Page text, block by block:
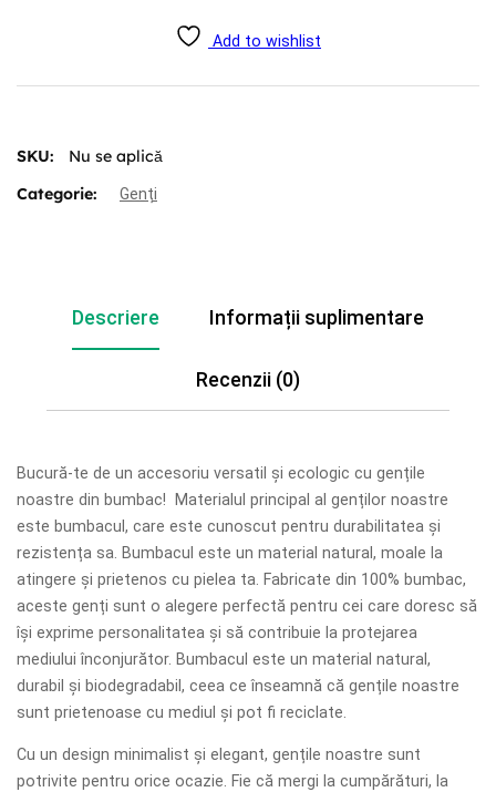
Add to wishlist
SKU:
Nu se aplică
Categorie:
Genți
Descriere Informații suplimentare
Recenzii (0)
Bucură-te de un accesoriu versatil și ecologic cu gențile
noastre din bumbac! Materialul principal al genților noastre
este bumbacul, care este cunoscut pentru durabilitatea și
rezistența sa. Bumbacul este un material natural, moale la
atingere și prietenos cu pielea ta. Fabricate din 100% bumbac,
aceste genți sunt o alegere perfectă pentru cei care doresc să
își exprime personalitatea și să contribuie la protejarea
mediului înconjurător. Bumbacul este un material natural,
durabil și biodegradabil, ceea ce înseamnă că gențile noastre
sunt prietenoase cu mediul și pot fi reciclate.
Cu un design minimalist și elegant, gențile noastre sunt
potrivite pentru orice ocazie. Fie că mergi la cumpărături, la